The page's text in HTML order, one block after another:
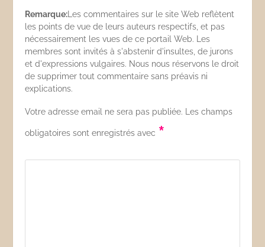
Remarque: Les commentaires sur le site Web reflètent
les points de vue de leurs auteurs respectifs, et pas
nécessairement les vues de ce portail Web. Les
membres sont invités à s'abstenir d'insultes, de jurons
et d'expressions vulgaires. Nous nous réservons le droit
de supprimer tout commentaire sans préavis ni
explications.
Votre adresse email ne sera pas publiée. Les champs
obligatoires sont enregistrés avec *